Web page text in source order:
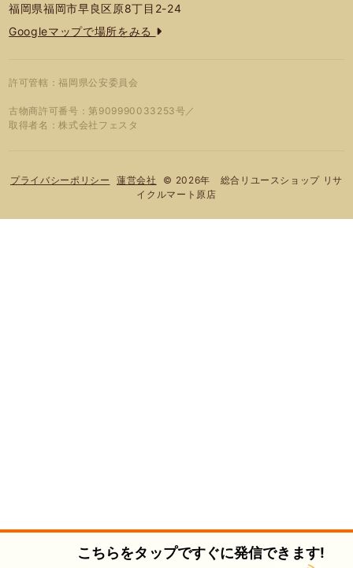
福岡県福岡市早良区原8丁目2-24
Googleマップで場所をみる
許可管轄：福岡県公安委員会
古物商許可番号：第909990033253号／
取得者名：株式会社フェスタ
プライバシーポリシー 蓮営会社
© 2026年 総合リユースショップ リサ
イクルマート原店
こちらをタップですぐに発信できます!